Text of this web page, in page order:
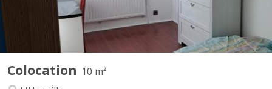
Colocation 10 m²